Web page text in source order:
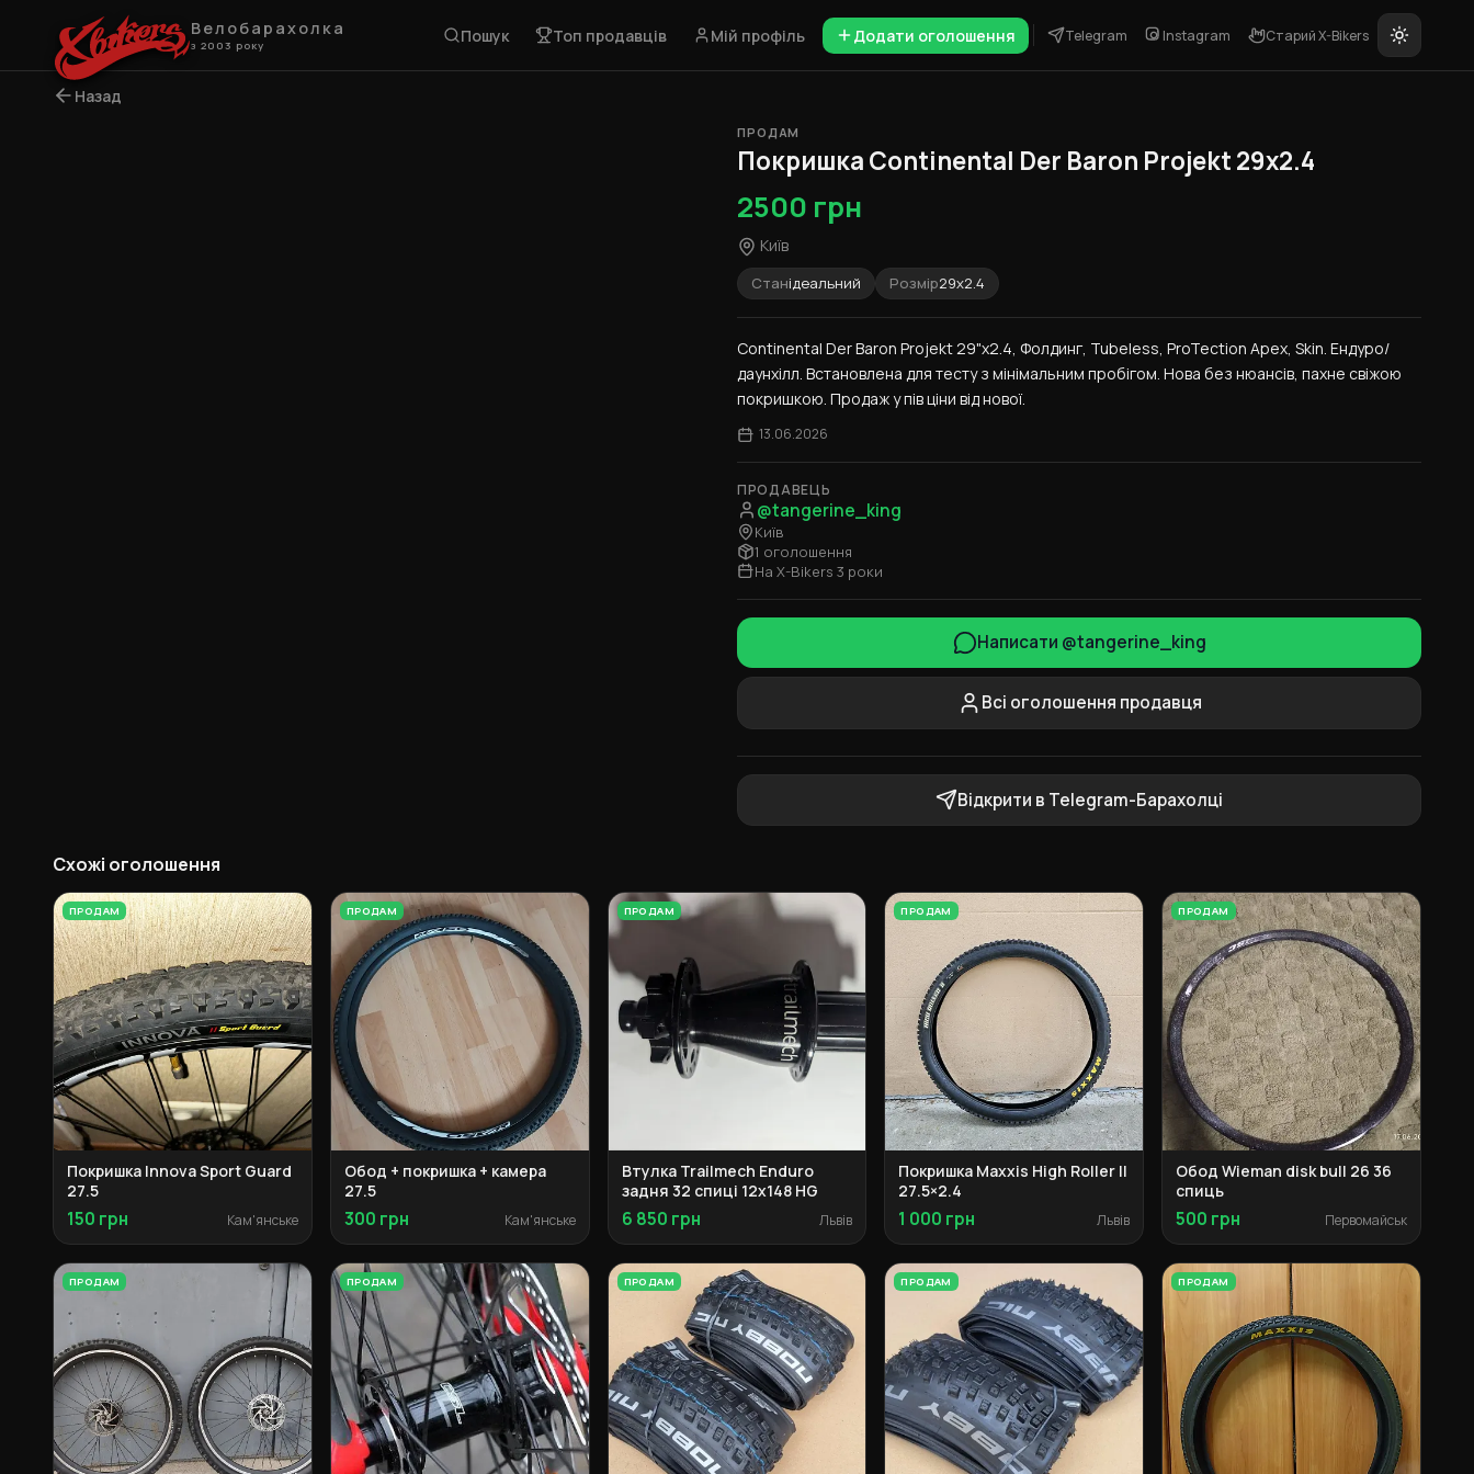
Велобарахолка
з 2003 року Пошук Топ продавців Мій профіль Додати оголошення Telegram Instagram Старий X-Bikers
Назад
ПРОДАМ
Покришка Continental Der Baron Projekt 29x2.4
2500 грн
Київ
Станідеальний Розмір29x2.4
Continental Der Baron Projekt 29"x2.4, Фолдинг, Tubeless, ProTection Apex, Skin. Ендуро/
даунхілл. Встановлена для тесту з мінімальним пробігом. Нова без нюансів, пахне свіжою
покришкою. Продаж у пів ціни від нової.
13.06.2026
ПРОДАВЕЦЬ
@tangerine_king
Київ
1 оголошення
На X-Bikers 3 роки
Написати @tangerine_king
Всі оголошення продавця
Відкрити в Telegram-Барахолці
Схожі оголошення
ПРОДАМ
Покришка Innova Sport Guard
27.5
150 грн Кам'янське
ПРОДАМ
Обод + покришка + камера
27.5
300 грн Кам'янське
ПРОДАМ
Втулка Trailmech Enduro
задня 32 спиці 12x148 HG
6 850 грн Львів
ПРОДАМ
Покришка Maxxis High Roller II
27.5×2.4
1 000 грн Львів
ПРОДАМ
Обод Wieman disk bull 26 36
спиць
500 грн Первомайськ
ПРОДАМ ПРОДАМ ПРОДАМ ПРОДАМ ПРОДАМ